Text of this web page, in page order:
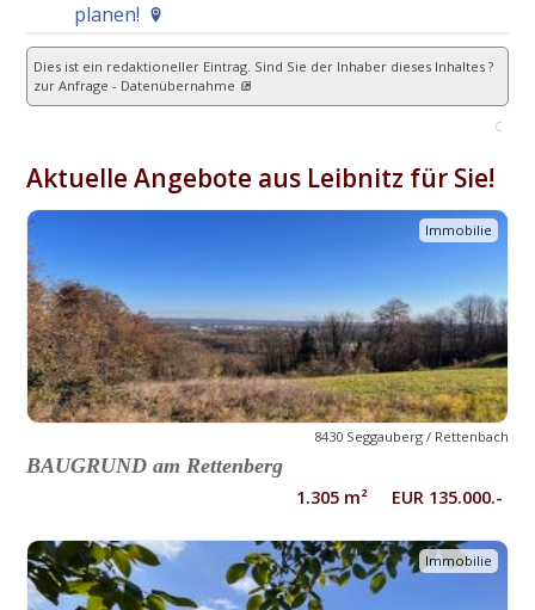
planen!
Dies ist ein redaktioneller Eintrag. Sind Sie der Inhaber dieses Inhaltes ?
zur Anfrage - Datenübernahme
C
Aktuelle Angebote aus Leibnitz für Sie!
Immobilie
8430 Seggauberg / Rettenbach
BAUGRUND am Rettenberg
1.305 m² EUR 135.000.-
Immobilie